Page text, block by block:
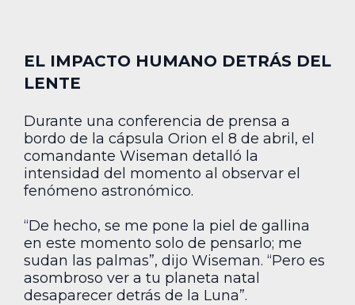
EL IMPACTO HUMANO DETRÁS DEL
LENTE
Durante una conferencia de prensa a
bordo de la cápsula Orion el 8 de abril, el
comandante Wiseman detalló la
intensidad del momento al observar el
fenómeno astronómico.
“De hecho, se me pone la piel de gallina
en este momento solo de pensarlo; me
sudan las palmas”, dijo Wiseman. “Pero es
asombroso ver a tu planeta natal
desaparecer detrás de la Luna”.